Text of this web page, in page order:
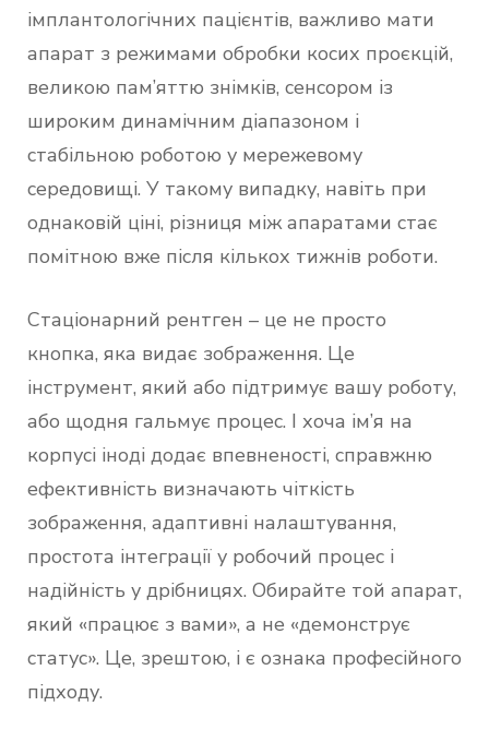
імплантологічних пацієнтів, важливо мати
апарат з режимами обробки косих проєкцій,
великою пам’яттю знімків, сенсором із
широким динамічним діапазоном і
стабільною роботою у мережевому
середовищі. У такому випадку, навіть при
однаковій ціні, різниця між апаратами стає
помітною вже після кількох тижнів роботи.
Стаціонарний рентген – це не просто
кнопка, яка видає зображення. Це
інструмент, який або підтримує вашу роботу,
або щодня гальмує процес. І хоча ім’я на
корпусі іноді додає впевненості, справжню
ефективність визначають чіткість
зображення, адаптивні налаштування,
простота інтеграції у робочий процес і
надійність у дрібницях. Обирайте той апарат,
який «працює з вами», а не «демонструє
статус». Це, зрештою, і є ознака професійного
підходу.